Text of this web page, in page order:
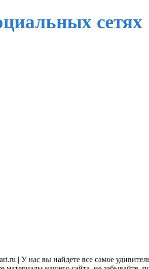
сетях
| У нас вы найдете все самое